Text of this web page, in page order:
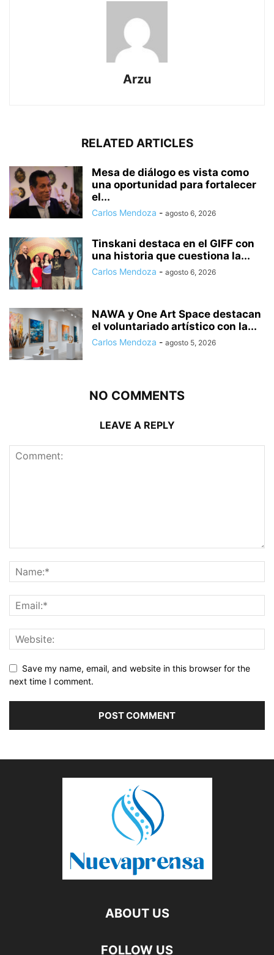
Arzu
RELATED ARTICLES
Mesa de diálogo es vista como
una oportunidad para fortalecer
el...
Carlos Mendoza - agosto 6, 2026
Tinskani destaca en el GIFF con
una historia que cuestiona la...
Carlos Mendoza - agosto 6, 2026
NAWA y One Art Space destacan
el voluntariado artístico con la...
Carlos Mendoza - agosto 5, 2026
NO COMMENTS
LEAVE A REPLY
Save my name, email, and website in this browser for the
next time I comment.
ABOUT US
FOLLOW US